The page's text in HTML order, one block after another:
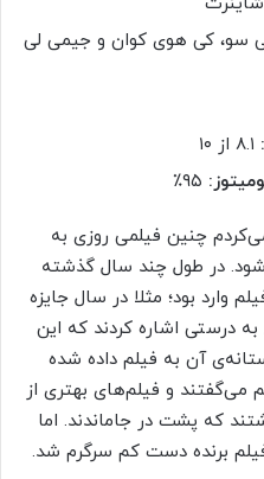
سو، کی هوی کوان و جیمی لی
چنین فیلمی روزی به
شود. در طول چند سال گذشته
وارد بود؛ مثلا در سال جایزه
درستی اشاره کردند که این
آن به فیلم داده شده
و فیلم‌های بهتری از
که پشت در جاماندند. اما
برنده دست کم سرگرم شد.